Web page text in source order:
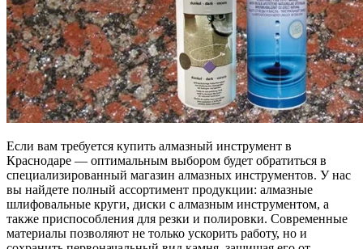
Если вам требуется купить алмазный инструмент в
Краснодаре — оптимальным выбором будет обратиться в
специализированный магазин алмазных инструментов. У нас
вы найдете полный ассортимент продукции: алмазные
шлифовальные круги, диски с алмазным инструментом, а
также приспособления для резки и полировки. Современные
материалы позволяют не только ускорить работу, но и